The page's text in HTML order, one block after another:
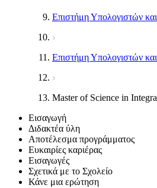
Επιστήμη Υπολογιστών
Επιστήμη Υπολογιστών
Master of Science in
Εισαγωγή
Διδακτέα ύλη
Αποτέλεσμα προγράμματος
Ευκαιρίες καριέρας
Εισαγωγές
Σχετικά με το Σχολείο
Κάνε μια ερώτηση